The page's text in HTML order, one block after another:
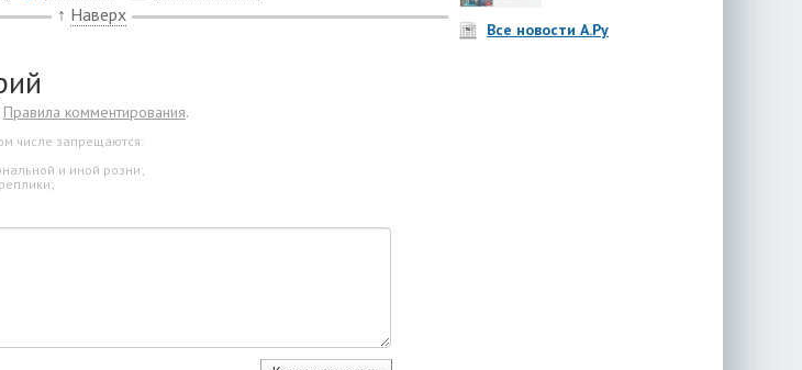
↑ Наверх
Правила комментирования.
числе запрещаются:
и иной розни;
Все новости А.Ру